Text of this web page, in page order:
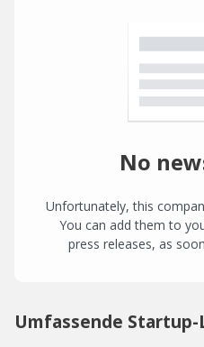
No
Unfortunately, this
You can add them to
press releases, as
Umfassende Startup-